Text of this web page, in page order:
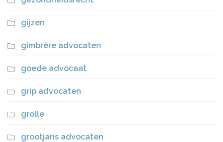
gijzen
gimbrère advocaten
goede advocaat
grip advocaten
grolle
grootjans advocaten